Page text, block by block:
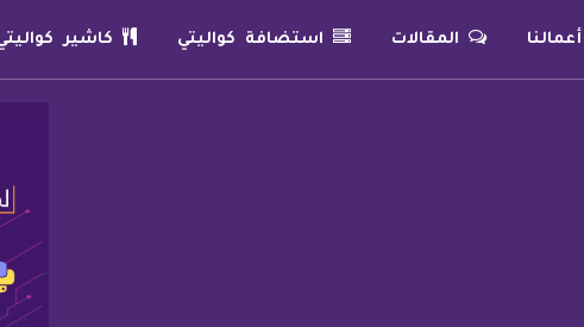
أعمالنا المقالات استضافة كواليتي كاشير